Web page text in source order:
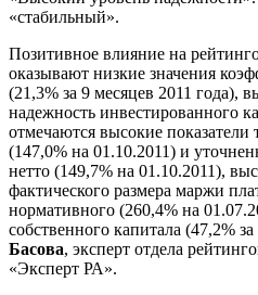
«стабильный».
Позитивное влияние на
оказывают низкие значения
(21,3% за 9 месяцев 2011 года),
надежность инвестированного
отмечаются высокие
(147,0% на 01.10.2011) и
нетто (149,7% на 01.10.2011),
фактического размера маржи
нормативного (260,4% на
собственного капитала (47,2%
Басова, эксперт отдела
«Эксперт РА».